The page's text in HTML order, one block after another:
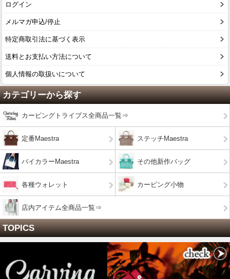
ログイン
メルマガ申込/停止
特定商取引法に基づく表示
送料とお支払い方法について
個人情報の取扱いについて
カテゴリーから探す
カービングトライブス全商品一覧⇒
定番Maestra ステッチMaestra
バイカラーMaestra その他新作バッグ
各種ウォレット カービング小物
店内アイテム全商品一覧⇒
TOPICS